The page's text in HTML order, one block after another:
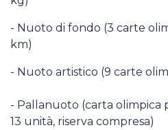
- Nuoto di fondo (3 carte
km)
- Nuoto artistico (9 carte
- Pallanuoto (carta olimpica
13 unità, riserva compresa)